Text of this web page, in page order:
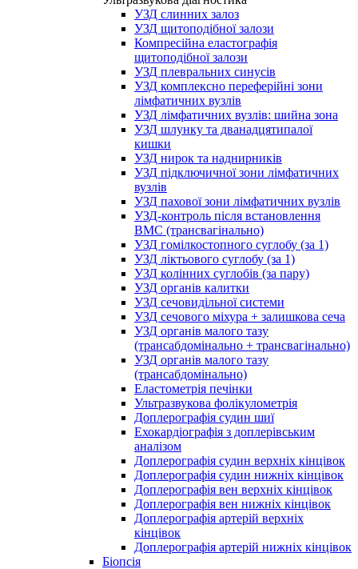
УЗД слинних залоз
УЗД щитоподібної залози
Компресійна еластографія
щитоподібної залози
УЗД плевральних синусів
УЗД комплексно переферійні зони
лімфатичних вузлів
УЗД лімфатичних вузлів: шийна зона
УЗД шлунку та дванадцятипалої
кишки
УЗД нирок та наднирників
УЗД підключичної зони лімфатичних
вузлів
УЗД пахової зони лімфатичних вузлів
УЗД-контроль після встановлення
ВМС (трансвагінально)
УЗД гомілкостопного суглобу (за 1)
УЗД ліктьового суглобу (за 1)
УЗД колінних суглобів (за пару)
УЗД органів калитки
УЗД сечовидільної системи
УЗД сечового міхура + залишкова сеча
УЗД органів малого тазу
(трансабдомінально + трансвагінально)
УЗД органів малого тазу
(трансабдомінально)
Еластометрія печінки
Ультразвукова фолікулометрія
Доплерографія судин шиї
Ехокардіографія з доплерівським
аналізом
Доплерографія судин верхніх кінцівок
Доплерографія судин нижніх кінцівок
Доплерографія вен верхніх кінцівок
Доплерографія вен нижніх кінцівок
Доплерографія артерій верхніх
кінцівок
Доплерографія артерій нижніх кінцівок
Біопсія